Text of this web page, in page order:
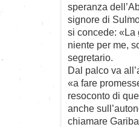
speranza
signore di
si concede: «La
niente per me,
segretario.
Dal palco va
«a fare
resoconto di
anche
chiamare